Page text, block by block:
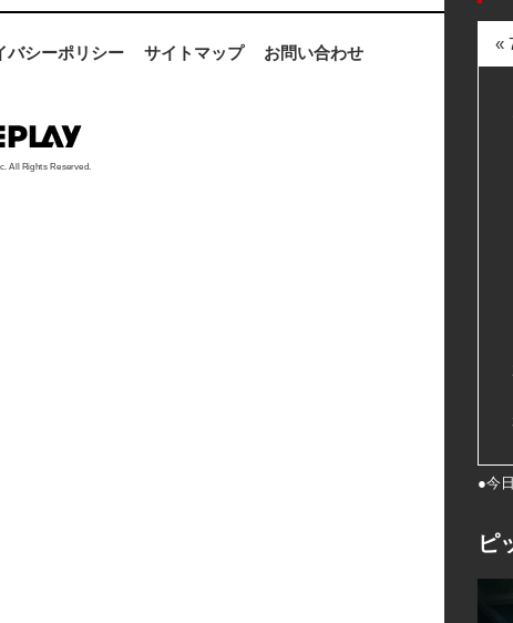
バシーポリシー サイトマップ お問い合わせ
All Rights Reserved.
«
●今
ピ